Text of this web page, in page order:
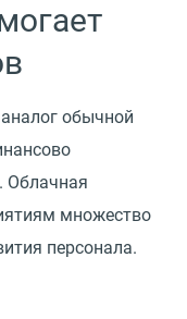
обычной
Облачная
множество
персонала.